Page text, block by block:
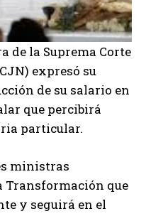
de la Suprema Corte
expresó su
de su salario en
que percibirá
particular.
ministras
Transformación que
y seguirá en el